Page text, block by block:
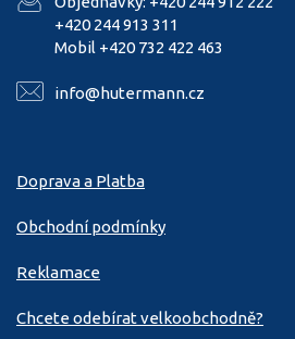
+420 244 913 311
Mobil +420 732 422 463
info@hutermann.cz
Doprava a Platba
Obchodní podmínky
Reklamace
Chcete odebírat velkoobchodně?